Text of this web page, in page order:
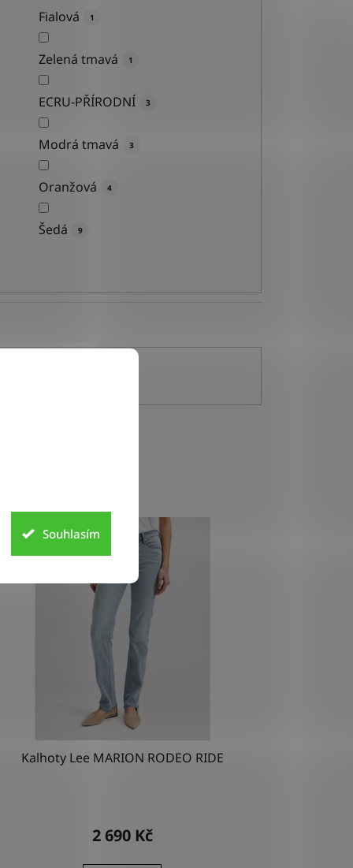
Souhlasím
Fialová 1
Zelená tmavá 1
ECRU-PŘÍRODNÍ 3
Modrá tmavá 3
Oranžová 4
Šedá 9
Kalhoty Lee MARION RODEO RIDE
2 690 Kč